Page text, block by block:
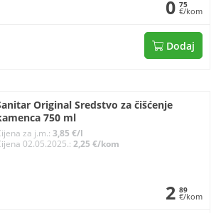
0 75
€/kom
Dodaj
Original Sredstvo za čišćenje
750 ml
za j.m.:3,85 €/l
02.05.2025.:2,25 €/kom
2 89
€/kom